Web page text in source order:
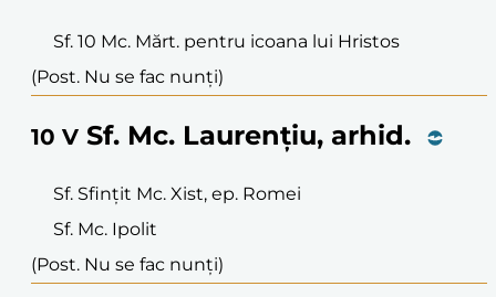
Sf. 10 Mc. Mărt. pentru icoana lui Hristos
(Post. Nu se fac nunți)
10 V Sf. Mc. Laurențiu, arhid.
Sf. Sfințit Mc. Xist, ep. Romei
Sf. Mc. Ipolit
(Post. Nu se fac nunți)